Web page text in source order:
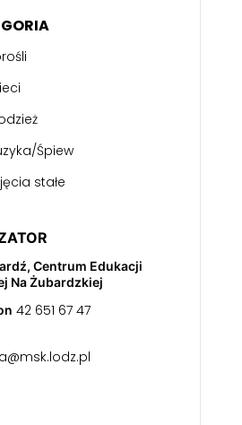
Śpiew
stałe
Centrum Edukacji
Na Żubardzkiej
42 651 67 47